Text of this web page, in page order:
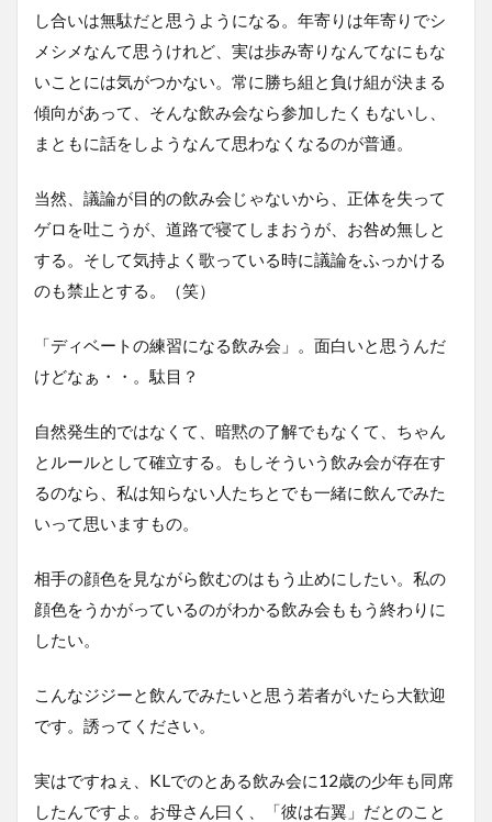
し合いは無駄だと思うようになる。年寄りは年寄りでシ
メシメなんて思うけれど、実は歩み寄りなんてなにもな
いことには気がつかない。常に勝ち組と負け組が決まる
傾向があって、そんな飲み会なら参加したくもないし、
まともに話をしようなんて思わなくなるのが普通。
当然、議論が目的の飲み会じゃないから、正体を失って
ゲロを吐こうが、道路で寝てしまおうが、お咎め無しと
する。そして気持よく歌っている時に議論をふっかける
のも禁止とする。（笑）
「ディベートの練習になる飲み会」。面白いと思うんだ
けどなぁ・・。駄目？
自然発生的ではなくて、暗黙の了解でもなくて、ちゃん
とルールとして確立する。もしそういう飲み会が存在す
るのなら、私は知らない人たちとでも一緒に飲んでみた
いって思いますもの。
相手の顔色を見ながら飲むのはもう止めにしたい。私の
顔色をうかがっているのがわかる飲み会ももう終わりに
したい。
こんなジジーと飲んでみたいと思う若者がいたら大歓迎
です。誘ってください。
実はですねぇ、KLでのとある飲み会に12歳の少年も同席
したんですよ。お母さん曰く、「彼は右翼」だとのこと